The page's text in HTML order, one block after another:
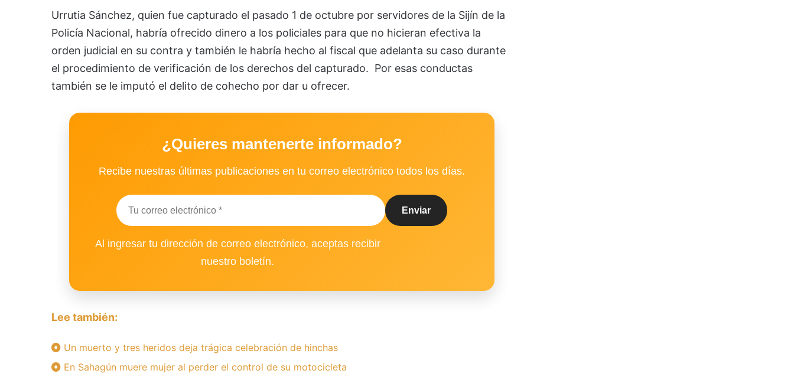
Urrutia Sánchez, quien fue capturado el pasado 1 de octubre por servidores de la Sijín de la
Policía Nacional, habría ofrecido dinero a los policiales para que no hicieran efectiva la
orden judicial en su contra y también le habría hecho al fiscal que adelanta su caso durante
el procedimiento de verificación de los derechos del capturado. Por esas conductas
también se le imputó el delito de cohecho por dar u ofrecer.
¿Quieres mantenerte informado?
Recibe nuestras últimas publicaciones en tu correo electrónico todos los días.
Al ingresar tu dirección de correo electrónico, aceptas recibir
nuestro boletín.
Lee también:
Un muerto y tres heridos deja trágica celebración de hinchas
En Sahagún muere mujer al perder el control de su motocicleta